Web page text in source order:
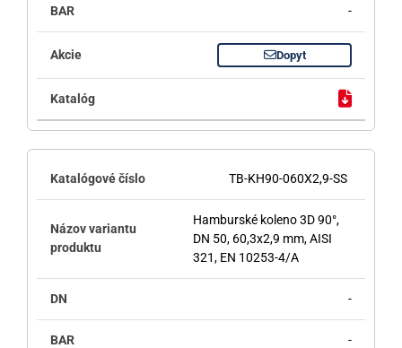
-
Dopyt
TB-KH90-060X2,9-SS
Hamburské koleno 3D 90°,
DN 50, 60,3x2,9 mm, AISI
321, EN 10253-4/A
-
-